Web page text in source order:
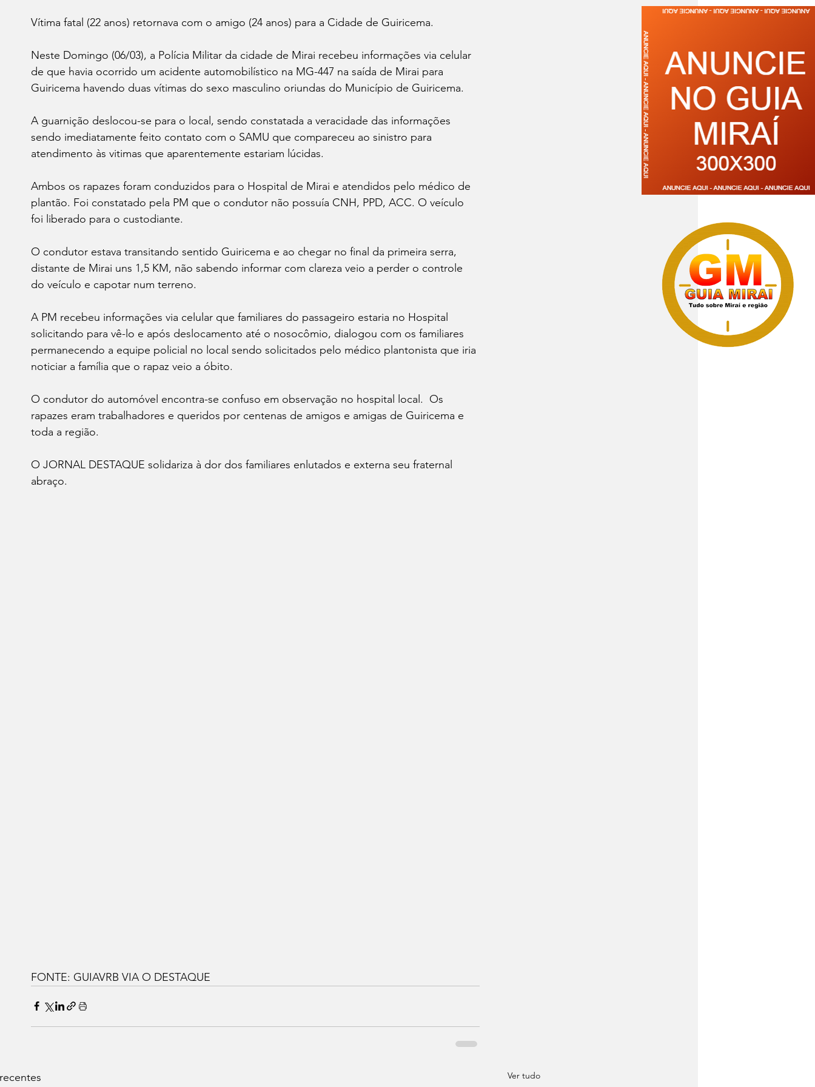
Vítima fatal (22 anos) retornava com o amigo (24 anos) para a Cidade de Guiricema.
Neste Domingo (06/03), a Polícia Militar da cidade de Mirai recebeu informações via celular
de que havia ocorrido um acidente automobilístico na MG-447 na saída de Mirai para
Guiricema havendo duas vítimas do sexo masculino oriundas do Município de Guiricema.
A guarnição deslocou-se para o local, sendo constatada a veracidade das informações
sendo imediatamente feito contato com o SAMU que compareceu ao sinistro para
atendimento às vitimas que aparentemente estariam lúcidas.
Ambos os rapazes foram conduzidos para o Hospital de Mirai e atendidos pelo médico de
plantão. Foi constatado pela PM que o condutor não possuía CNH, PPD, ACC. O veículo
foi liberado para o custodiante.
O condutor estava transitando sentido Guiricema e ao chegar no final da primeira serra,
distante de Mirai uns 1,5 KM, não sabendo informar com clareza veio a perder o controle
do veículo e capotar num terreno.
A PM recebeu informações via celular que familiares do passageiro estaria no Hospital
solicitando para vê-lo e após deslocamento até o nosocômio, dialogou com os familiares
permanecendo a equipe policial no local sendo solicitados pelo médico plantonista que iria
noticiar a família que o rapaz veio a óbito.
O condutor do automóvel encontra-se confuso em observação no hospital local.  Os
rapazes eram trabalhadores e queridos por centenas de amigos e amigas de Guiricema e
toda a região.
O JORNAL DESTAQUE solidariza à dor dos familiares enlutados e externa seu fraternal
abraço.
FONTE: GUIAVRB VIA O DESTAQUE
Ver tudo